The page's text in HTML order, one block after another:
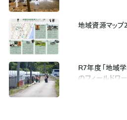
地域資源マッ
R7年度「地域
のフィールドワ